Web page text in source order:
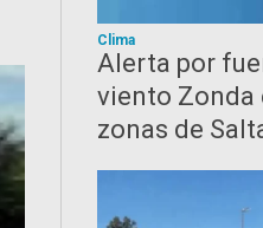
Clima
Alerta por
viento Zonda
zonas de